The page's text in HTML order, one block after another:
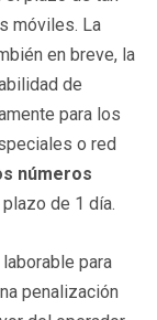
móviles. La
en breve, la
de
para los
o red
números
de 1 día.
para
penalización